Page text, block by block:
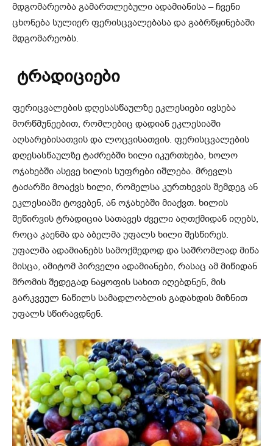
მდგომარეობა გამართლებული ადამიანისა – ჩვენი
ცხონება სულიერ ფერისცვალებასა და გაბრწყინებაში
მდგომარეობს.
ტრადიციები
ფერიცვალების დღესასწაულზე ეკლესიები ივსება
მორწმუნეებით, რომლებიც დადიან ეკლესიაში
აღსარებისათვის და ლოცვისათვის. ფერისცვალების
დღესასწაულზე ტაძრებში ხილი იკურთხება, ხოლო
ოჯახებში ასევე ხილის სუფრები იშლება. მრევლს
ტაძარში მოაქვს ხილი, რომელსა კურთხევის შემდეგ ან
ეკლესიაში ტოვებენ, ან ოჯახებში მიაქვთ. ხილის
შეწირვის ტრადიცია სათავეს ძველი აღთქმიდან იღებს,
როცა კაენმა და აბელმა უფალს ხილი შესწირეს.
უფალმა ადამიანებს სამოქმედოდ და საშრომლად მიწა
მისცა, ამიტომ პირველი ადამიანები, რასაც ამ მიწიდან
შრომის შედეგად ნაყოფის სახით იღებდნენ, მის
გარკვეულ ნაწილს სამადლობლის გადახდის მიზნით
უფალს სწირავდნენ.